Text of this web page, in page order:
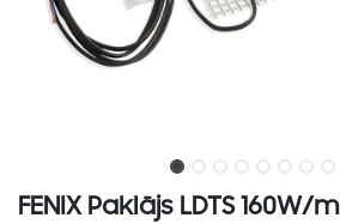
FENIX Paklājs LDTS 160W/